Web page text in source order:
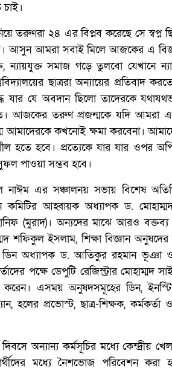
তরুণরা ২৪ এর বিপ্লব করেছে সে স্বপ্ন
আসুন আমরা সবাই মিলে আজকের এ
ন্যায়যুক্ত সমাজ গড়ে তুলবো যেখানে
ছাত্ররা অন্যায়ের প্রতিবাদ
যার যে অবদান ছিলো তাদেরকে
আজকের তরুণ প্রজন্মকে যদি আমরা
আমাদেরকে কখনোই ক্ষমা করবেনা।
হতে হবে। প্রত্যেকে যার যার ওপর
পাওয়া সম্ভব হবে।
নাঈম এর সঞ্চালনয় সভায় বিশেষ
কমিটির আহ্বায়ক অধ্যাপক ড.
(মুরাদ)। অন্যদের মাঝে আরও বক্তব্য
শফিকুল ইসলাম, শিক্ষা বিজ্ঞান
ডিন অধ্যাপক ড. আতিকুর রহমান
পক্ষে ডেপুটি রেজিস্ট্রার মোহাম্মদ
করেন। এসময় অনুষদসমূহের ডিন,
হলের প্রভোস্ট, ছাত্র-শিক্ষক, কর্মকর্তা
অন্যান্য কর্মসূচির মধ্যে কেন্দ্রীয়
মধ্যে নৈশভোজ পরিবেশন করা